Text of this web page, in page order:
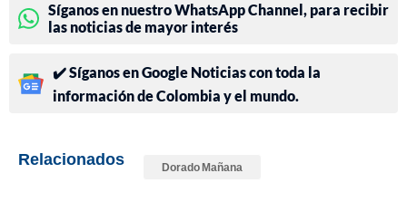
Síganos en nuestro WhatsApp Channel, para recibir
las noticias de mayor interés
✔️ Síganos en Google Noticias con toda la
información de Colombia y el mundo.
Relacionados Dorado Mañana